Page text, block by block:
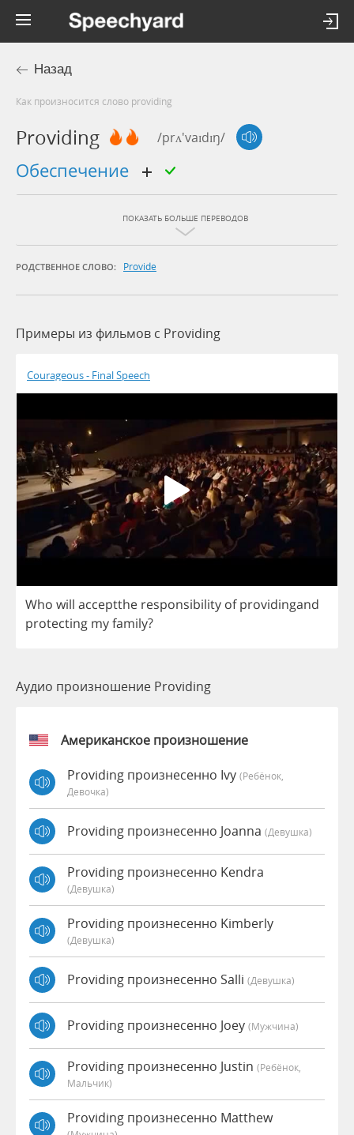
Назад
Как произносится слово providing
Providing /prʌ'vaɪdɪŋ/
обеспечение
ПОКАЗАТЬ БОЛЬШЕ ПЕРЕВОДОВ
РОДСТВЕННОЕ СЛОВО: Provide
Примеры из фильмов c Providing
Courageous - Final Speech
Who will acceptthe responsibility of providingand
protecting myfamily?
Аудио произношение Providing
Американское произношение
Providing произнесенно Ivy (Ребёнок,
Девочка)
Providing произнесенно Joanna (девушка)
Providing произнесенно Kendra
(девушка)
Providing произнесенно Kimberly
(девушка)
Providing произнесенно Salli (девушка)
Providing произнесенно Joey (мужчина)
Providing произнесенно Justin (Ребёнок,
Мальчик)
Providing произнесенно Matthew